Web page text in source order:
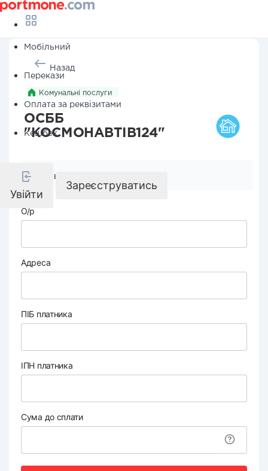
Мобільний
Перекази
Оплата за реквізитами
Кешбек
Увійти
Зареєструватись
Назад
Комунальні послуги
ОСББ
"КОСМОНАВТІВ124"
Реквізити компанії
О/р
Адреса
ПІБ платника
ІПН платника
Сума до сплати